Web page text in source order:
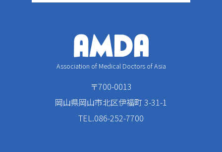
Association of Medical Doctors of Asia
〒700-0013
岡山県岡山市北区伊福町 3-31-1
TEL.086-252-7700